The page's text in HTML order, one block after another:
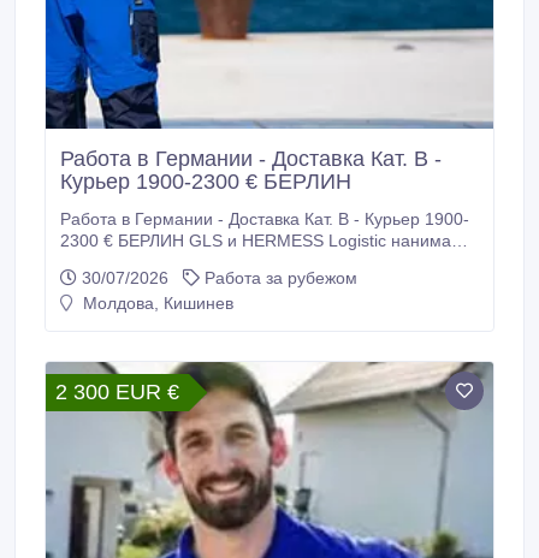
Работа в Германии - Доставка Кат. В -
Курьер 1900-2300 € БЕРЛИН
Работа в Германии - Доставка Кат. В - Курьер 1900-
2300 € БЕРЛИН GLS и HERMESS Logistic нанимают
Водители - курьеры категории В для доставки
посылок. Требования: - Возраст до 45 лет -
30/07/2026
Работа за рубежом
Молдова, Кишинев
2 300 EUR €